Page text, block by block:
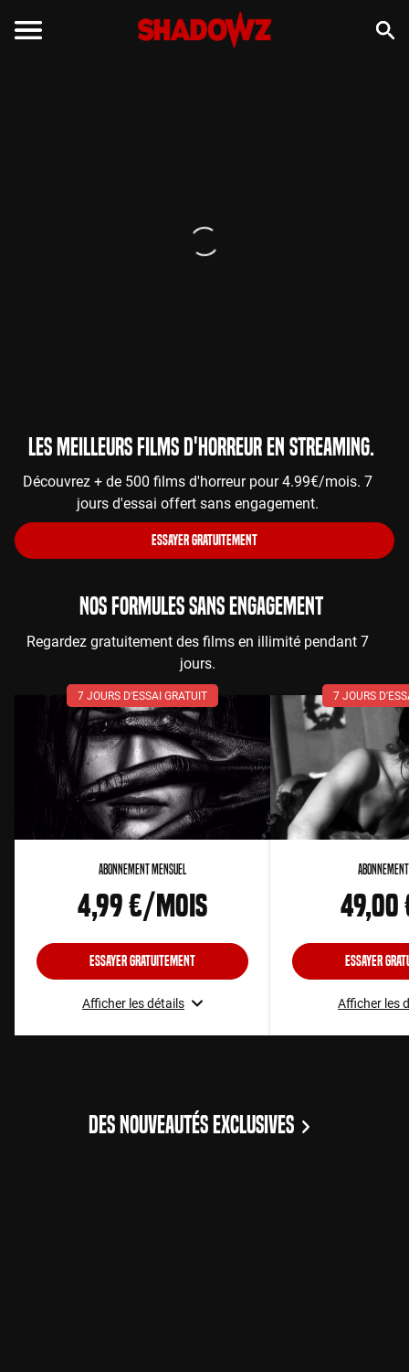
Les meilleurs films d'horreur en streaming.
Découvrez + de 500 films d'horreur pour 4.99€/mois. 7
jours d'essai offert sans engagement.
ESSAYER GRATUITEMENT
NOS FORMULES SANS ENGAGEMENT
Regardez gratuitement des films en illimité pendant 7
jours.
7 JOURS D'ESSAI GRATUIT
Abonnement Mensuel
4,99 €/mois
Essayer gratuitement
Afficher les détails
7 JOURS
Essayer
Afficher les
DES NOUVEAUTÉS EXCLUSIVES